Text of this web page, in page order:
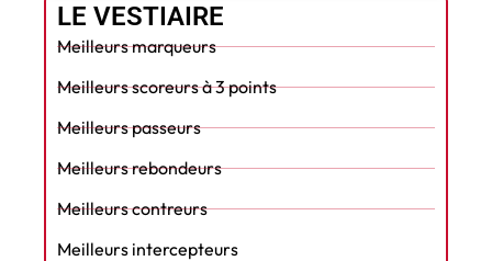
LE VESTIAIRE
Meilleurs marqueurs
Meilleurs scoreurs à 3 points
Meilleurs passeurs
Meilleurs rebondeurs
Meilleurs contreurs
Meilleurs intercepteurs